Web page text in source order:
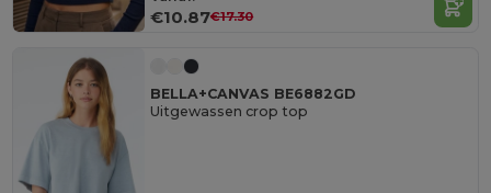
€10.87€17.30
BELLA+CANVAS BE6882GD
Uitgewassen crop top